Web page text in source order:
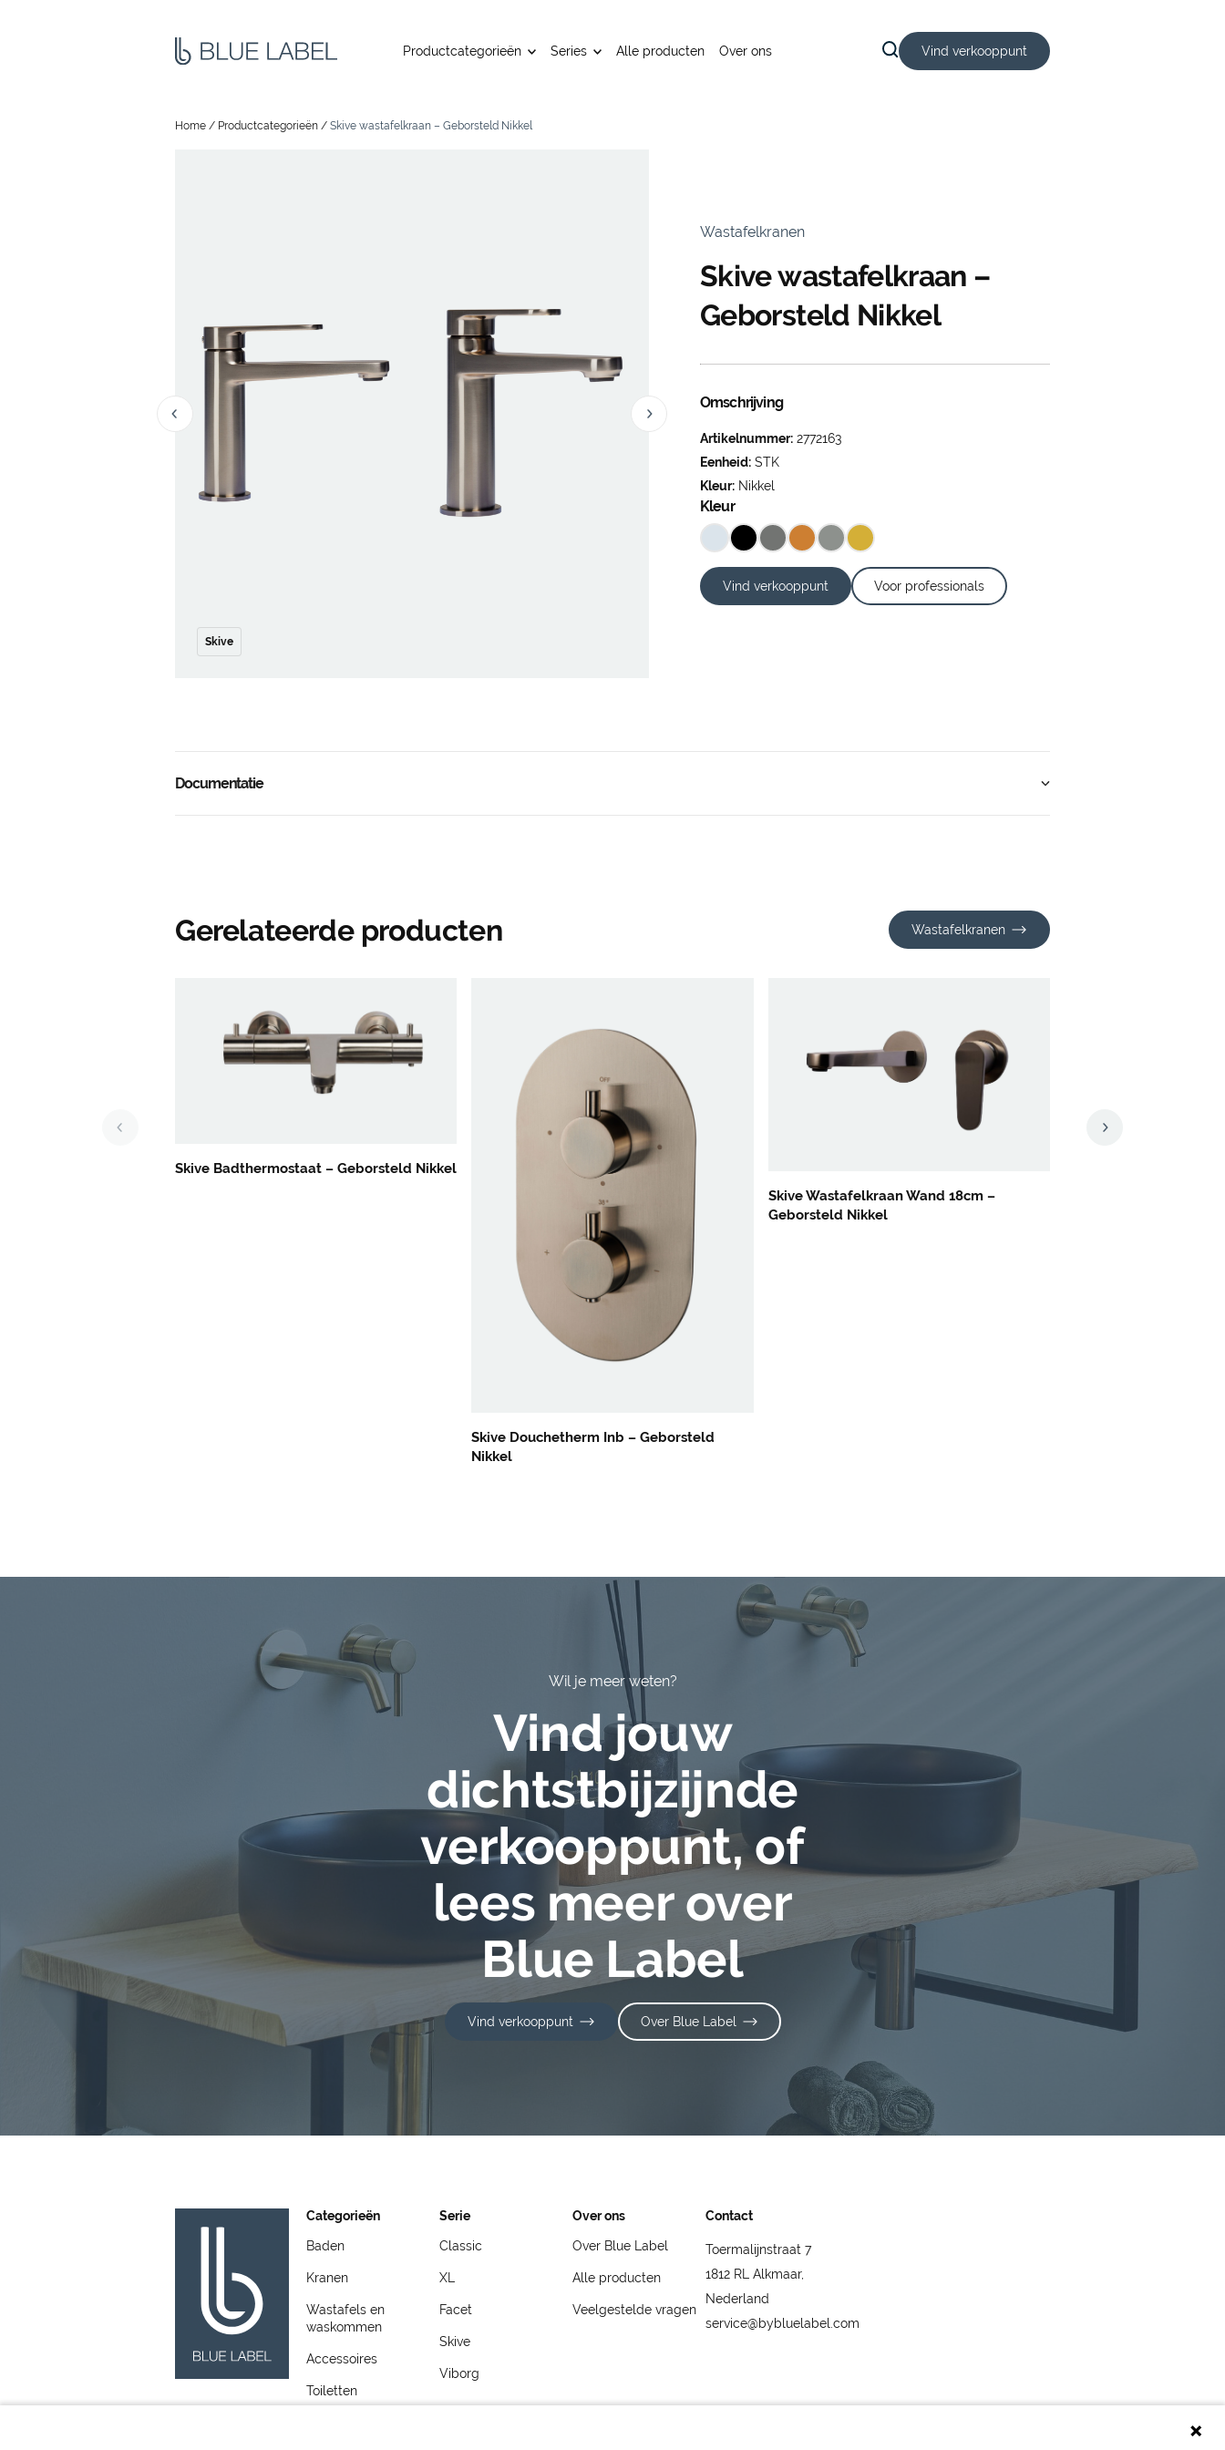
Productcategorieën Series Alle producten Over ons Vind verkooppunt
Home / Productcategorieën / Skive wastafelkraan – Geborsteld Nikkel
Skive
Wastafelkranen
Skive wastafelkraan –
Geborsteld Nikkel
Omschrijving
Artikelnummer: 2772163
Eenheid: STK
Kleur: Nikkel
Kleur
Vind verkooppunt Voor professionals
Documentatie
Gerelateerde producten Wastafelkranen
Skive Badthermostaat – Geborsteld Nikkel
Skive Douchetherm Inb – Geborsteld
Nikkel
Skive Wastafelkraan Wand 18cm –
Geborsteld Nikkel
Wil je meer weten?
Vind jouw
dichtstbijzijnde
verkooppunt, of
lees meer over
Blue Label
Vind verkooppunt Over Blue Label
Categorieën
Baden
Kranen
Wastafels en
waskommen
Accessoires
Toiletten
Serie
Classic
XL
Facet
Skive
Viborg
Over ons
Over Blue Label
Alle producten
Veelgestelde vragen
Contact
Toermalijnstraat 7
1812 RL Alkmaar,
Nederland
service@bybluelabel.com